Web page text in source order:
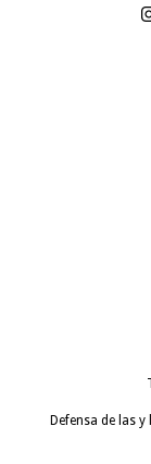
Defensa de las